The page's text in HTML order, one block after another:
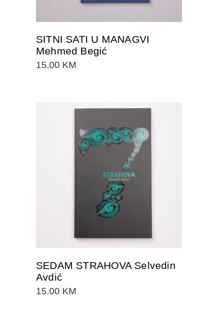
SITNI SATI U MANAGVI
Mehmed Begić
15.00 KM
DODAJTE U KORPU
SEDAM STRAHOVA Selvedin
Avdić
15.00 KM